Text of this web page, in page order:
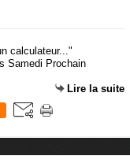
Samedi Prochain
Lire la suite